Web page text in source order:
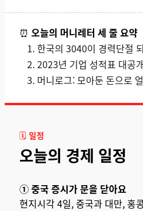
⏰ 오늘의 머니레터 세 줄 요약
한국의 3040이 경력단절
2023년 기업 성적표 대공개
머니로그: 모아둔 돈으로
🗓️ 일정
오늘의 경제 일정
① 중국 증시가 문을 닫아요
현지시각 4일, 중국과 대만, 홍